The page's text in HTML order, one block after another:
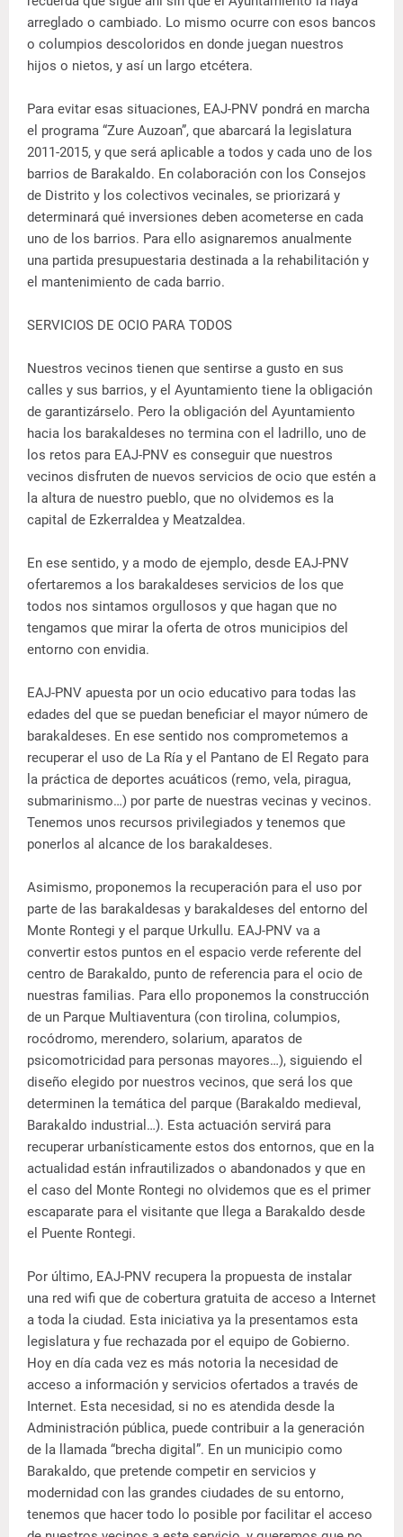
arreglado o cambiado. Lo mismo ocurre con esos bancos
o columpios descoloridos en donde juegan nuestros
hijos o nietos, y así un largo etcétera.
Para evitar esas situaciones, EAJ-PNV pondrá en marcha
el programa “Zure Auzoan”, que abarcará la legislatura
2011-2015, y que será aplicable a todos y cada uno de los
barrios de Barakaldo. En colaboración con los Consejos
de Distrito y los colectivos vecinales, se priorizará y
determinará qué inversiones deben acometerse en cada
uno de los barrios. Para ello asignaremos anualmente
una partida presupuestaria destinada a la rehabilitación y
el mantenimiento de cada barrio.
SERVICIOS DE OCIO PARA TODOS
Nuestros vecinos tienen que sentirse a gusto en sus
calles y sus barrios, y el Ayuntamiento tiene la obligación
de garantizárselo. Pero la obligación del Ayuntamiento
hacia los barakaldeses no termina con el ladrillo, uno de
los retos para EAJ-PNV es conseguir que nuestros
vecinos disfruten de nuevos servicios de ocio que estén a
la altura de nuestro pueblo, que no olvidemos es la
capital de Ezkerraldea y Meatzaldea.
En ese sentido, y a modo de ejemplo, desde EAJ-PNV
ofertaremos a los barakaldeses servicios de los que
todos nos sintamos orgullosos y que hagan que no
tengamos que mirar la oferta de otros municipios del
entorno con envidia.
EAJ-PNV apuesta por un ocio educativo para todas las
edades del que se puedan beneficiar el mayor número de
barakaldeses. En ese sentido nos comprometemos a
recuperar el uso de La Ría y el Pantano de El Regato para
la práctica de deportes acuáticos (remo, vela, piragua,
submarinismo…) por parte de nuestras vecinas y vecinos.
Tenemos unos recursos privilegiados y tenemos que
ponerlos al alcance de los barakaldeses.
Asimismo, proponemos la recuperación para el uso por
parte de las barakaldesas y barakaldeses del entorno del
Monte Rontegi y el parque Urkullu. EAJ-PNV va a
convertir estos puntos en el espacio verde referente del
centro de Barakaldo, punto de referencia para el ocio de
nuestras familias. Para ello proponemos la construcción
de un Parque Multiaventura (con tirolina, columpios,
rocódromo, merendero, solarium, aparatos de
psicomotricidad para personas mayores…), siguiendo el
diseño elegido por nuestros vecinos, que será los que
determinen la temática del parque (Barakaldo medieval,
Barakaldo industrial…). Esta actuación servirá para
recuperar urbanísticamente estos dos entornos, que en la
actualidad están infrautilizados o abandonados y que en
el caso del Monte Rontegi no olvidemos que es el primer
escaparate para el visitante que llega a Barakaldo desde
el Puente Rontegi.
Por último, EAJ-PNV recupera la propuesta de instalar
una red wifi que de cobertura gratuita de acceso a Internet
a toda la ciudad. Esta iniciativa ya la presentamos esta
legislatura y fue rechazada por el equipo de Gobierno.
Hoy en día cada vez es más notoria la necesidad de
acceso a información y servicios ofertados a través de
Internet. Esta necesidad, si no es atendida desde la
Administración pública, puede contribuir a la generación
de la llamada “brecha digital”. En un municipio como
Barakaldo, que pretende competir en servicios y
modernidad con las grandes ciudades de su entorno,
tenemos que hacer todo lo posible por facilitar el acceso